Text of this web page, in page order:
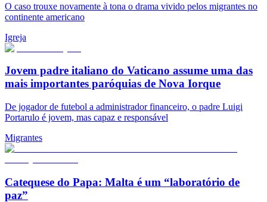
O caso trouxe novamente à tona o drama vivido pelos migrantes no
continente americano
Igreja
Jovem padre italiano do Vaticano assume uma das
mais importantes paróquias de Nova Iorque
De jogador de futebol a administrador financeiro, o padre Luigi
Portarulo é jovem, mas capaz e responsável
Migrantes
Catequese do Papa: Malta é um “laboratório de
paz”